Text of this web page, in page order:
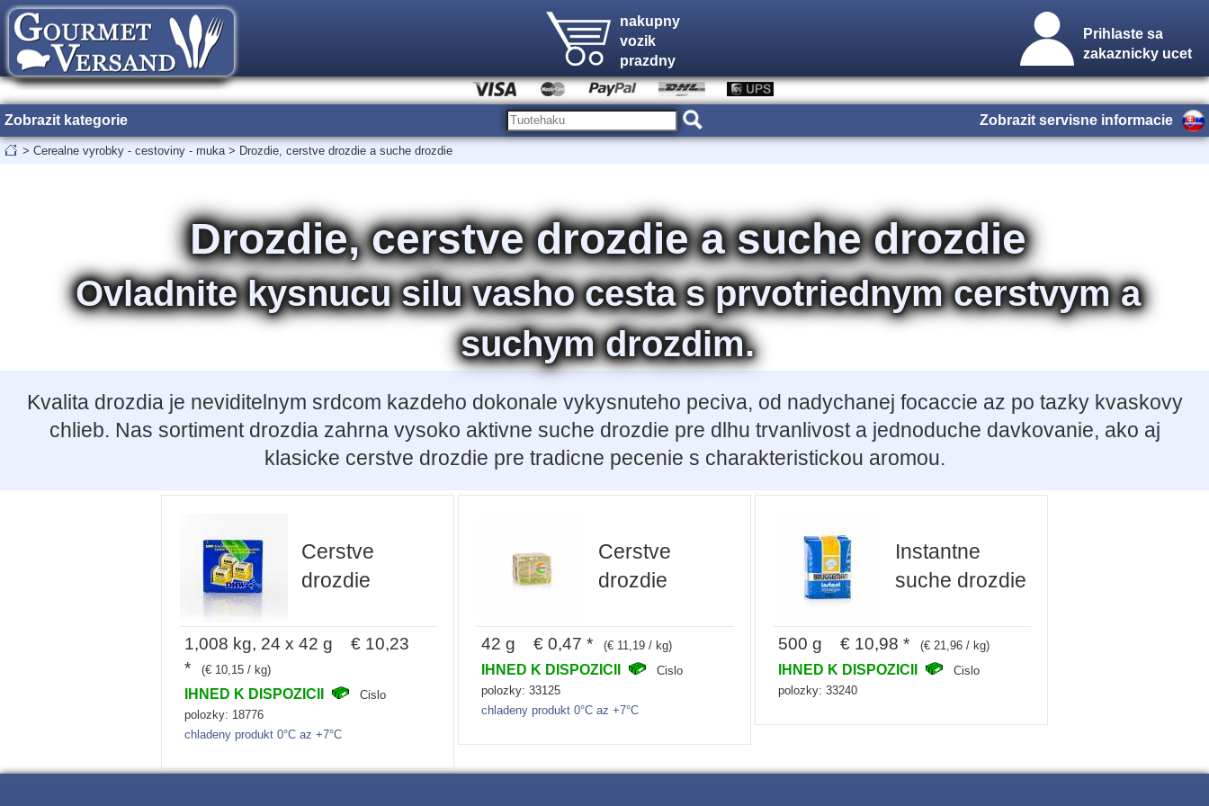
nakupny
vozik
prazdny
Prihlaste sa
zakaznicky ucet
Zobrazit kategorie Zobrazit servisne informacie
> Cerealne vyrobky - cestoviny - muka > Drozdie, cerstve drozdie a suche drozdie
Drozdie, cerstve drozdie a suche drozdie
Ovladnite kysnucu silu vasho cesta s prvotriednym cerstvym a
suchym drozdim.
Kvalita drozdia je neviditelnym srdcom kazdeho dokonale vykysnuteho peciva, od nadychanej focaccie az po tazky kvaskovy
chlieb. Nas sortiment drozdia zahrna vysoko aktivne suche drozdie pre dlhu trvanlivost a jednoduche davkovanie, ako aj
klasicke cerstve drozdie pre tradicne pecenie s charakteristickou aromou.
Cerstve
drozdie
1,008 kg, 24 x 42 g € 10,23
*
(€ 10,15 / kg)
IHNED K DISPOZICII
Cislo
polozky: 18776
chladeny produkt 0°C az +7°C
Cerstve
drozdie
42 g € 0,47 * (€ 11,19 / kg)
IHNED K DISPOZICII
Cislo
polozky: 33125
chladeny produkt 0°C az +7°C
Instantne
suche drozdie
500 g € 10,98 * (€ 21,96 / kg)
IHNED K DISPOZICII
Cislo
polozky: 33240